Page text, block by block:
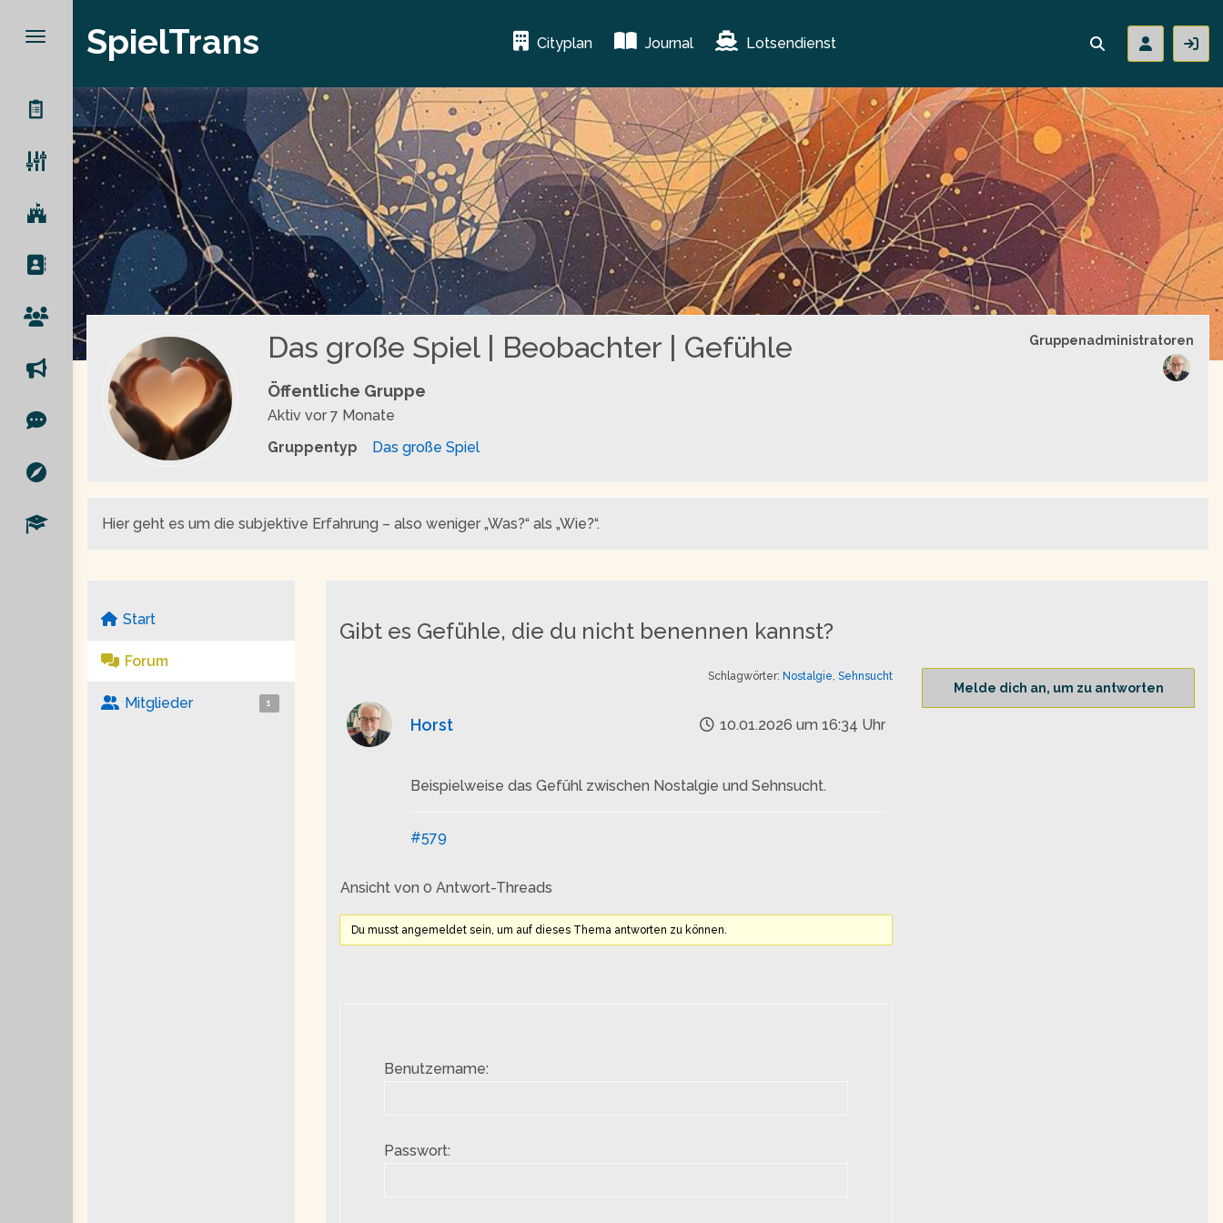
SpielTrans Cityplan Journal Lotsendienst
Das große Spiel | Beobachter | Gefühle
Öffentliche Gruppe
Aktiv vor 7 Monate
Gruppentyp
Das große Spiel
Gruppenführung
Gruppenadministratoren
Hier geht es um die subjektive Erfahrung – also weniger „Was?“ als „Wie?“.
Start
Forum
Mitglieder 1
Gibt es Gefühle, die du nicht benennen kannst?
Schlagwörter: Nostalgie, Sehnsucht
Horst 10.01.2026 um 16:34 Uhr
Beispielweise das Gefühl zwischen Nostalgie und Sehnsucht.
#579
Ansicht von 0 Antwort-Threads
Du musst angemeldet sein, um auf dieses Thema antworten zu können.
Benutzername:
Passwort:
Melde dich an, um zu antworten